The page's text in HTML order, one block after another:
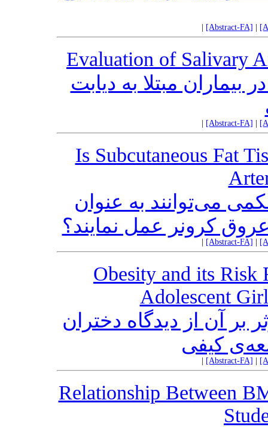
[Abstract-FA]
Evaluation of Salivary
مبتلا به دیابت
[Abstract-FA]
Is Subcutaneous Fat
می‌توانند به عنوان
کرونر عمل نمایند؟
[Abstract-FA]
Obesity and its Risk
Adolescent
بر آن از دیدگاه دختران
کیفی
[Abstract-FA]
Relationship Between